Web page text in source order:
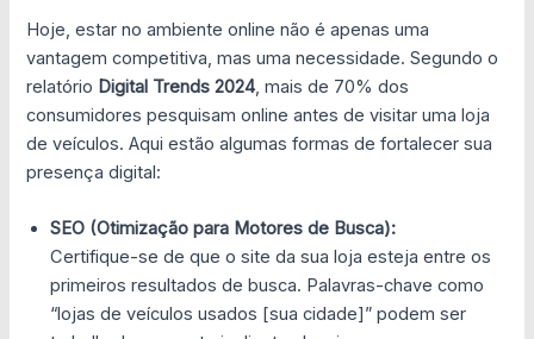
Hoje, estar no ambiente online não é apenas uma
vantagem competitiva, mas uma necessidade. Segundo o
relatório Digital Trends 2024, mais de 70% dos
consumidores pesquisam online antes de visitar uma loja
de veículos. Aqui estão algumas formas de fortalecer sua
presença digital:
SEO (Otimização para Motores de Busca):
Certifique-se de que o site da sua loja esteja entre os
primeiros resultados de busca. Palavras-chave como
“lojas de veículos usados [sua cidade]” podem ser